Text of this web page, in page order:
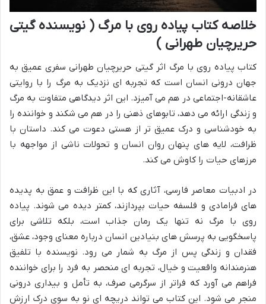
خلاصه کتاب پیاده روی با مرگ ( نویسنده گیتی
حریرچیان طهرانی )
کتاب پیاده روی با مرگ اثر گیتی حریرچیان طهرانی سفری عمیق به
جهان درونی انسان است که تجربه ای نزدیک به مرگ را با روایتی
عاشقانه-اجتماعی در هم می آمیزد. این اثر دیدگاهی متفاوت به مرگ
و زندگی ارائه می دهد، تابوهای ذهنی را در هم می شکند و خواننده را
به خودشناسی و درک عمیق تر از هستی دعوت می کند. داستان با
ظرافت، لایه های پنهان روان انسان و تحولات ناشی از مواجهه با
مرزهای حیات را کاوش می کند.
در ادبیات معاصر فارسی، آثاری که با این ظرافت و عمق به پدیده
های فرامادی و فلسفه حیات بپردازند، کمتر دیده می شوند. پیاده
روی با مرگ نه تنها یک رمان جذاب است، بلکه تلاشی برای
پاسخگویی به پرسش های بنیادین انسان درباره معنای وجود، عشق،
فقدان و زندگی پس از مرگ به شمار می رود. نویسنده با تلفیق
هنرمندانه واقعیت و خیال، تجربه ای منحصر به فرد را برای خواننده
فراهم می آورد که فراتر از سرگرمی صرف، به تأمل و بیداری درونی
منجر می شود. این کتاب می تواند دریچه ای نو به سوی درک ارزش